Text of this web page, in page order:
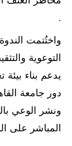
.
واختُتمت
التوعوية
يدعم بناء
دور جامعة
ونشر الوعي
المباشر على